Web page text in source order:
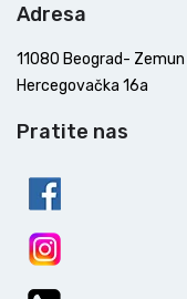
Adresa
11080 Beograd- Zemun
Hercegovačka 16a
Pratite nas